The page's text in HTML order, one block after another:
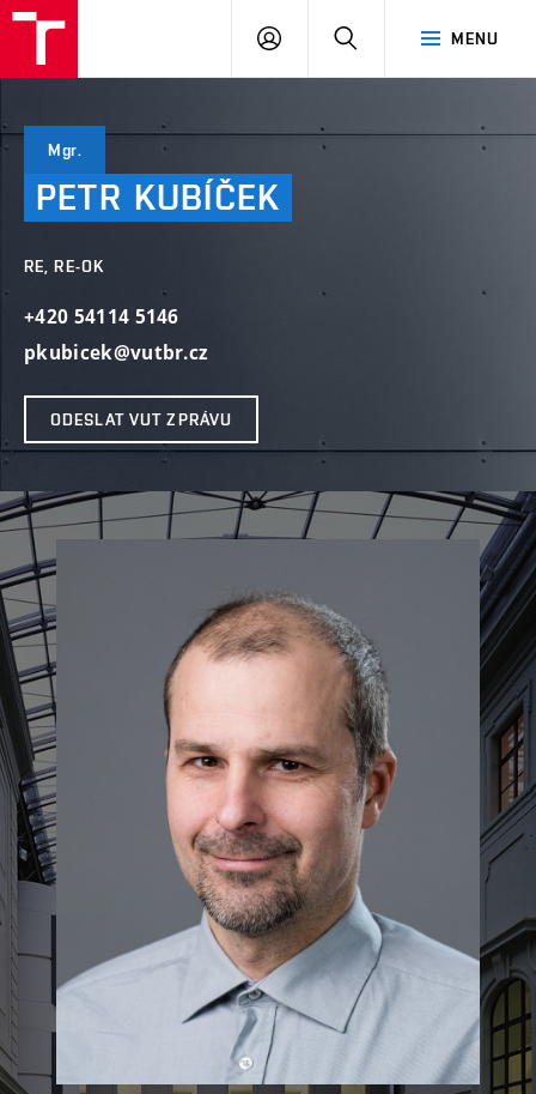
MENU
PŘIHLÁSIT
Mgr.
PETR KUBÍČEK
RE, RE-OK
+420 54114 5146
pkubicek@vutbr.cz
ODESLAT VUT ZPRÁVU